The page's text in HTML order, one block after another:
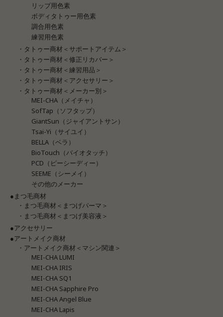
リップ用色素
ボディタトゥー用色素
調合用色素
練習用色素
・タトゥー商材＜サポートアイテム＞
・タトゥー商材＜修正リカバー＞
・タトゥー商材＜練習用品＞
・タトゥー商材＜アクセサリー＞
・タトゥー商材＜メーカー別＞
MEI-CHA（メイチャ）
SofTap（ソフタップ）
GiantSun（ジャイアントサン）
Tsai-Yi（サイユイ）
BELLA（ベラ）
BioTouch（バイオタッチ）
PCD（ピーシーディー）
SEEME（シーメイ）
その他のメーカー
●まつ毛商材
・まつ毛商材＜まつげパーマ＞
・まつ毛商材＜まつげ美容液＞
●アクセサリー
●アートメイク商材
・アートメイク商材＜マシン関連＞
MEI-CHA LUMI
MEI-CHA IRIS
MEI-CHA SQ1
MEI-CHA Sapphire Pro
MEI-CHA Angel Blue
MEI-CHA Lapis